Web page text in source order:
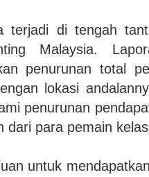
terjadi di tengah
Malaysia.
penurunan total
lokasi
penurunan
dari para pemain
untuk